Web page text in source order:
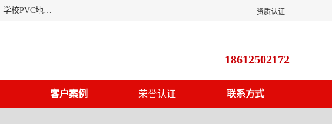
北京奥丽奇地板有限公司是一家医院专用地胶厂家，主营产品：北京乒乓球地板、塑胶篮球场施工、复合PVC地胶、学校PVC地板、幼儿园地胶等，奥丽奇是一家销售为一体PVC地板，塑胶地板为主的销售企业，公司所生产的PVC塑胶地板产品主要用于办公楼、医院、 机场、学校、幼儿园、商场、交通工具、宾馆、车站等公共场所。 资质认证
18612502172
客户案例 荣誉认证 联系方式